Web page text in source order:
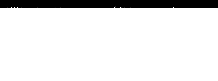
ELLE.be participe à divers programmes d’affiliation ce qui signifie que nous